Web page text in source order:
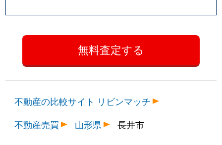
不動産の比較サイト リビンマッチ
不動産売買
山形県 長井市